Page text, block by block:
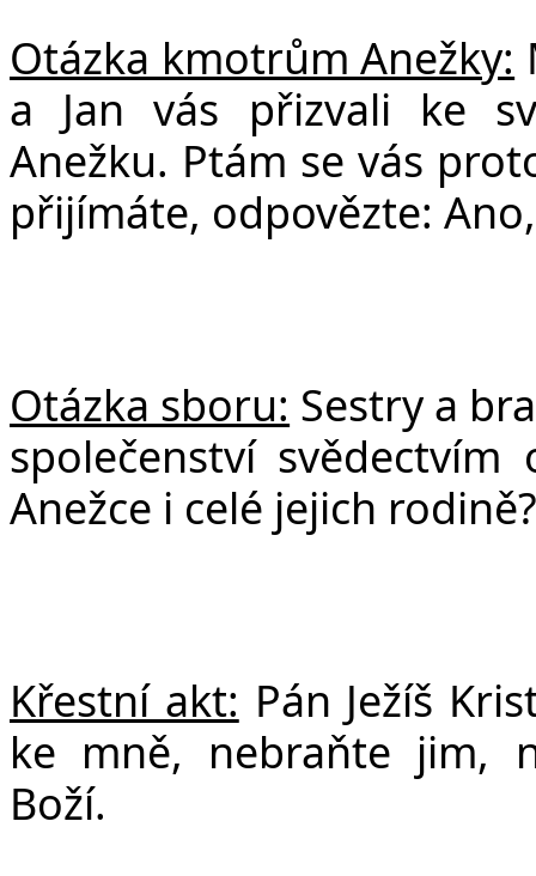
Otázka kmotrům Anežky:
a Jan vás přizvali ke
Anežku. Ptám se vás
přijímáte, odpovězte:
Otázka sboru: Sestry a
společenství
Anežce i celé jejich
Křestní akt: Pán Ježíš
ke mně, nebraňte jim,
Boží.